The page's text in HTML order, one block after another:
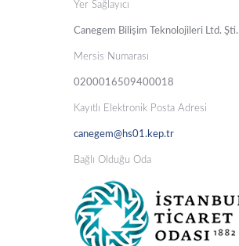
Yer Sağlayıcı
Canegem Bilişim Teknolojileri Ltd. Şti.
Mersis Numarası
0200016509400018
Kayıtlı Elektronik Posta Adresi
canegem@hs01.kep.tr
Bağlı Olduğu Oda